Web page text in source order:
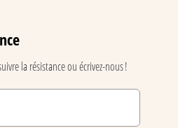
la résistance ou écrivez-nous !